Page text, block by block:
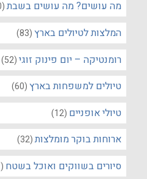
מה עושים? מה עושים בשבת(90)
המלצות לטיולים בארץ(83)
רומנטיקה – יום פינוק זוגי(52)
טיולים למשפחות בארץ(60)
טיולי אופניים (12)
ארוחות בוקר מומלצות(32)
סיורים בשווקים ואוכל בשטח (11)